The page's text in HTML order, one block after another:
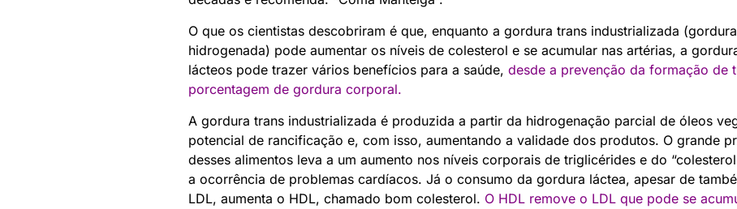
O que os cientistas descobriram é que, enquanto a gordura trans industrializada
hidrogenada) pode aumentar os níveis de colesterol e se acumular nas artérias, a
lácteos pode trazer vários benefícios para a saúde, desde a prevenção da formação de
porcentagem de gordura corporal.
A gordura trans industrializada é produzida a partir da hidrogenação parcial de óleos
potencial de rancificação e, com isso, aumentando a validade dos produtos. O grande
desses alimentos leva a um aumento nos níveis corporais de triglicérides e do
a ocorrência de problemas cardíacos. Já o consumo da gordura láctea, apesar de
LDL, aumenta o HDL, chamado bom colesterol. O HDL remove o LDL que pode se